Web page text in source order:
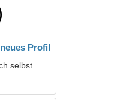
Profil
selbst